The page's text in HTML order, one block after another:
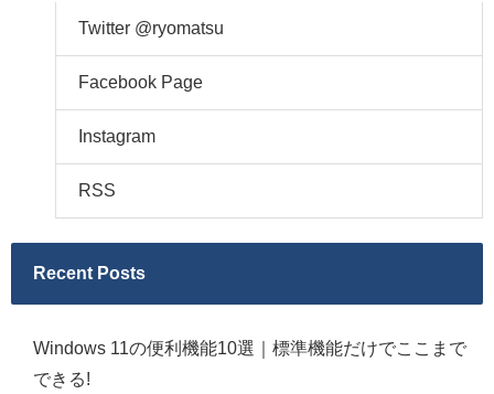
Twitter @ryomatsu
Facebook Page
Instagram
RSS
Recent Posts
Windows 11の便利機能10選｜標準機能だけでここまで
できる!